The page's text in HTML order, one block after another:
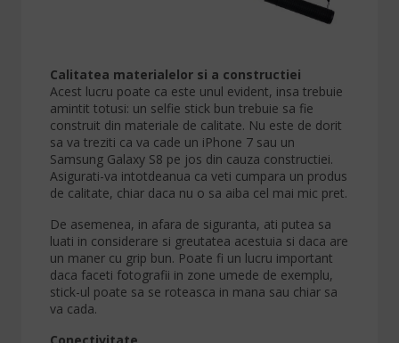
Calitatea materialelor si a constructiei
Acest lucru poate ca este unul evident, insa trebuie
amintit totusi: un selfie stick bun trebuie sa fie
construit din materiale de calitate. Nu este de dorit
sa va treziti ca va cade un iPhone 7 sau un
Samsung Galaxy S8 pe jos din cauza constructiei.
Asigurati-va intotdeanua ca veti cumpara un produs
de calitate, chiar daca nu o sa aiba cel mai mic pret.
De asemenea, in afara de siguranta, ati putea sa
luati in considerare si greutatea acestuia si daca are
un maner cu grip bun. Poate fi un lucru important
daca faceti fotografii in zone umede de exemplu,
stick-ul poate sa se roteasca in mana sau chiar sa
va cada.